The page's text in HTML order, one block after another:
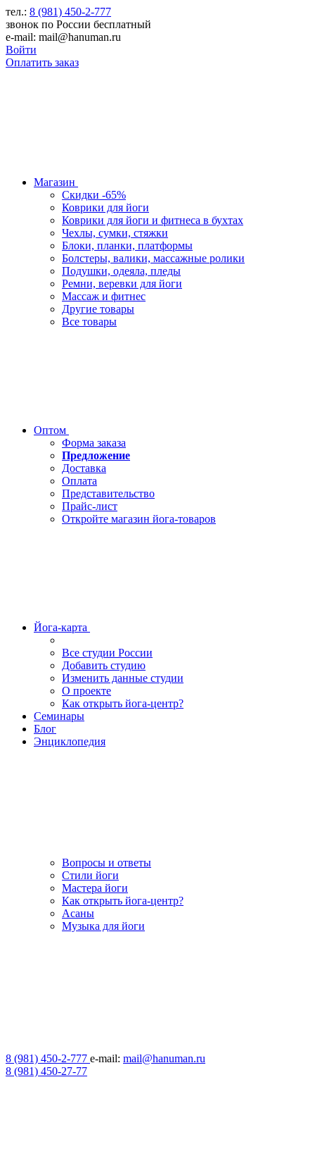
тел.: 8 (981) 450-2-777
звонок по России бесплатный
e-mail: mail@hanuman.ru
Войти
Оплатить заказ
Магазин
Скидки -65%
Коврики для йоги
Коврики для йоги и фитнеса в бухтах
Чехлы, сумки, стяжки
Блоки, планки, платформы
Болстеры, валики, массажные ролики
Подушки, одеяла, пледы
Ремни, веревки для йоги
Массаж и фитнес
Другие товары
Все товары
Оптом
Форма заказа
Предложение
Доставка
Оплата
Представительство
Прайс-лист
Откройте магазин йога-товаров
Йога-карта
Все студии России
Добавить студию
Изменить данные студии
О проекте
Как открыть йога-центр?
Семинары
Блог
Энциклопедия
Вопросы и ответы
Стили йоги
Мастера йоги
Как открыть йога-центр?
Асаны
Музыка для йоги
8 (981) 450-2-777 e-mail: mail@hanuman.ru
8 (981) 450-27-77